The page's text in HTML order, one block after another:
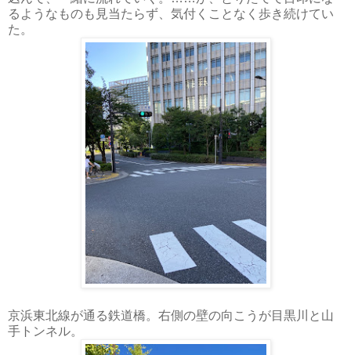
るようなものも見当たらず、気付くことなく歩き続けてい
た。
京浜東北線が通る鉄道橋。右側の壁の向こうが目黒川と山
手トンネル。